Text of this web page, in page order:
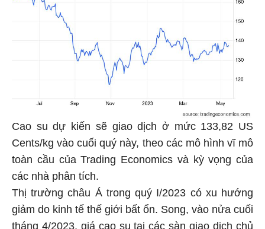
Cao su dự kiến sẽ giao dịch ở mức 133,82 US
Cents/kg vào cuối quý này, theo các mô hình vĩ mô
toàn cầu của Trading Economics và kỳ vọng của
các nhà phân tích.
Thị trường châu Á trong quý I/2023 có xu hướng
giảm do kinh tế thế giới bất ổn. Song, vào nửa cuối